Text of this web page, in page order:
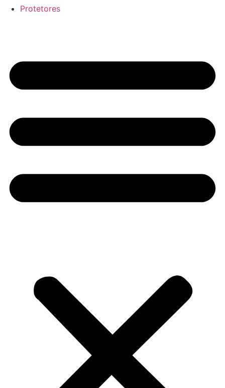
Protetores